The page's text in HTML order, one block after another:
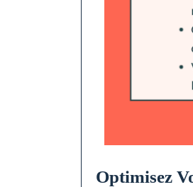
Optimisez